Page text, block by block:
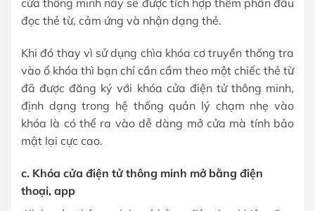
cửa thông minh này sẽ được tích hợp thêm phần đầu
đọc thẻ từ, cảm ứng và nhận dạng thẻ.
Khi đó thay vì sử dụng chìa khóa cơ truyền thống tra
vào ổ khóa thì bạn chỉ cần cầm theo một chiếc thẻ từ
đã được đăng ký với khóa cửa điện tử thông minh,
định dạng trong hệ thống quản lý chạm nhẹ vào
khóa là có thể ra vào dễ dàng mở cửa mà tính bảo
mật lại cực cao.
c. Khóa cửa điện tử thông minh mở bằng điện
thoại, app